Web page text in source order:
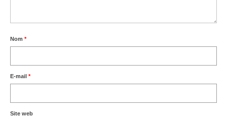
Nom *
E-mail *
Site web